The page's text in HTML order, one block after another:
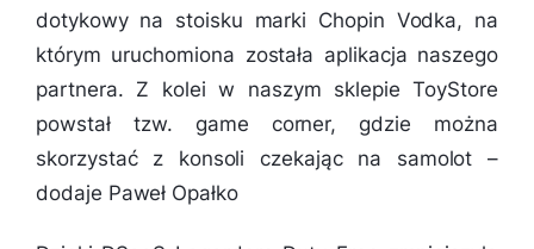
dotykowy na stoisku marki Chopin Vodka, na
którym uruchomiona została aplikacja naszego
partnera. Z kolei w naszym sklepie ToyStore
powstał tzw. game corner, gdzie można
skorzystać z konsoli czekając na samolot –
dodaje Paweł Opałko